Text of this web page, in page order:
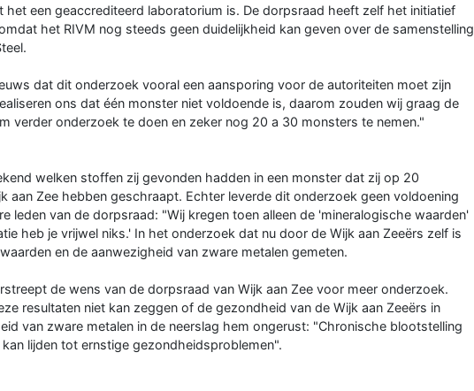
het een geaccrediteerd laboratorium is. De dorpsraad heeft zelf het initiatief
het RIVM nog steeds geen duidelijkheid kan geven over de samenstelling
dat dit onderzoek vooral een aansporing voor de autoriteiten moet zijn
ons dat één monster niet voldoende is, daarom zouden wij graag de
verder onderzoek te doen en zeker nog 20 a 30 monsters te nemen."
welken stoffen zij gevonden hadden in een monster dat zij op 20
aan Zee hebben geschraapt. Echter leverde dit onderzoek geen voldoening
leden van de dorpsraad: "Wij kregen toen alleen de 'mineralogische waarden'
heb je vrijwel niks.' In het onderzoek dat nu door de Wijk aan Zeeërs zelf is
en de aanwezigheid van zware metalen gemeten.
de wens van de dorpsraad van Wijk aan Zee voor meer onderzoek.
resultaten niet kan zeggen of de gezondheid van de Wijk aan Zeeërs in
van zware metalen in de neerslag hem ongerust: "Chronische blootstelling
lijden tot ernstige gezondheidsproblemen".